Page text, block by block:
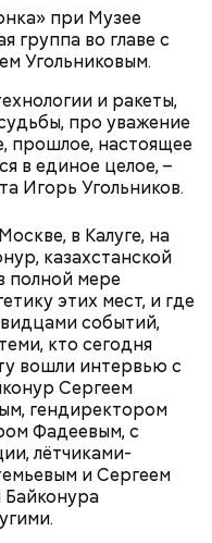
при Музее
группа во главе с
Угольниковым.
и ракеты,
про уважение
прошлое, настоящее
в единое целое, –
Игорь Угольников.
в Калуге, на
казахстанской
полной мере
этих мест, и где
событий,
кто сегодня
вошли интервью с
Сергеем
гендиректором
Фадеевым, с
лётчиками-
и Сергеем
все
можно включить
партнером»,
бизнеса. В
о том, какие
участие в
можно заполнить и
к ней.
через:
Большом
Булгаков
Она была его
литературного
в доме №
друзей. Они сразу
на то, что оба на